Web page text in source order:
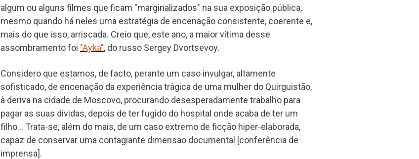
algum ou alguns filmes que ficam "marginalizados" na sua exposição pública,
mesmo quando há neles uma estratégia de encenação consistente, coerente e,
mais do que isso, arriscada. Creio que, este ano, a maior vítima desse
assombramento foi "Ayka", do russo Sergey Dvortsevoy.
Considero que estamos, de facto, perante um caso invulgar, altamente
sofisticado, de encenação da experiência trágica de uma mulher do Quirguistão,
à deriva na cidade de Moscovo, procurando desesperadamente trabalho para
pagar as suas dívidas, depois de ter fugido do hospital onde acaba de ter um
filho… Trata-se, além do mais, de um caso extremo de ficção hiper-elaborada,
capaz de conservar uma contagiante dimensao documental [conferência de
imprensa].